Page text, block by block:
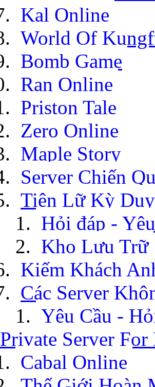
Kal Online
World Of
Bomb Game
Ran Online
Priston Tale
Zero Online
Maple Story
Server Chiến
Tiên Lữ Kỳ
Hỏi đáp -
Kho Lưu Trữ
Kiếm Khách
Các Server
Yêu Cầu -
Private Server
Cabal Online